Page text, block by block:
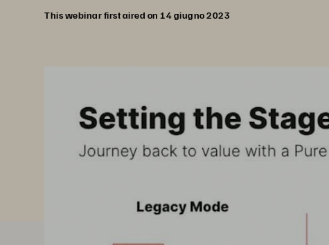
This webinar first aired on 14 giugno 2023